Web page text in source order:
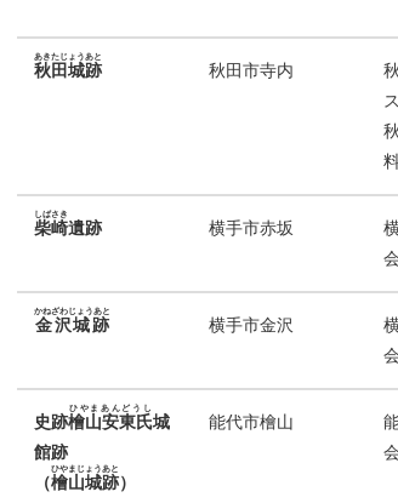
秋田城跡
あきたじょうあと
秋田市寺内
柴崎
しばさき
遺跡 横手市赤坂
会
金沢城跡
かねざわじょうあと
横手市金沢
会
史跡檜山安東氏
ひやまあんどうし
城
館跡
（檜山城跡
ひやまじょうあと
）
能代市檜山
会